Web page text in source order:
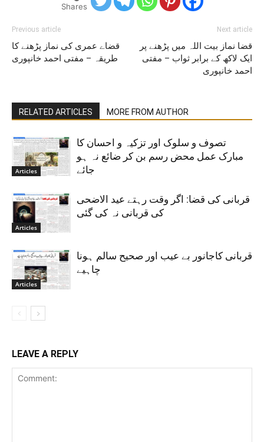
Shares
Previous article
قضاے عمری کی نماز پڑھنے کا
طریقہ – مفتی احمد خانپوری
Next article
قضا نماز بیت اللہ میں پڑھنے پر
ایک لاکھ کے برابر ثواب – مفتی
احمد خانپوری
RELATED ARTICLES MORE FROM AUTHOR
Articles
تصوف و سلوک اور تزکیہ و احسان کا
مبارک عمل محض رسم بن کر ضائع نہ ہو
جائے
Articles
قربانی کی قضا: اگر وقت رہتے عید الاضحی
کی قربانی نہ کی گئی
Articles
قربانی کاجانور بے عیب اور صحیح سالم ہونا
چاہیے
LEAVE A REPLY